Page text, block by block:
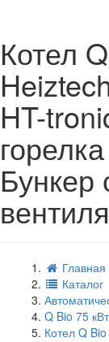
Котел
HT-
Бункер
Главная
Каталог
Q Bio 75 кВт
Котел Q